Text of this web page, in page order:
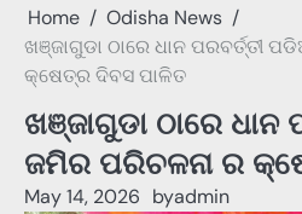
Home
Odisha News
ଖଞ୍ଜାଗୁଡା ଠାରେ ଧାନ ପରବର୍ତ୍ତୀ
କ୍ଷେତ୍ର ଦିବସ ପାଳିତ
ଖଞ୍ଜାଗୁଡା ଠାରେ
ଜମିର ପରିଚଳନା ର
May 14, 2026 byadmin